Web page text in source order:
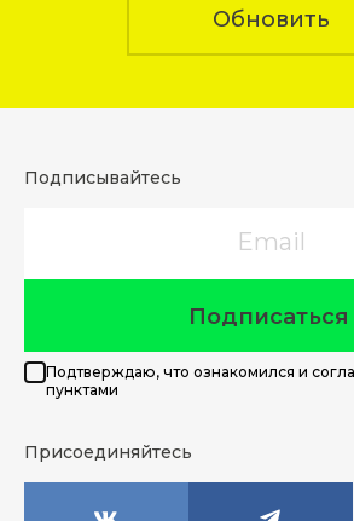
Обновить
Подписывайтесь
Подписаться
Подтверждаю, что ознакомился и
пунктами
Присоединяйтесь